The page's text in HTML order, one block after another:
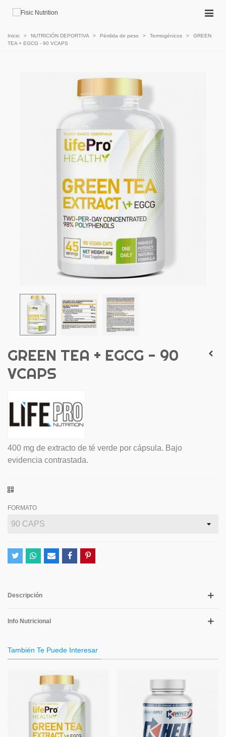
Inicio > NUTRICIÓN DEPORTIVA > Pérdida de peso > Termogénicos >
GREEN
TEA + EGCG - 90 VCAPS
GREEN TEA + EGCG - 90
VCAPS
400 mg de extracto de té verde por cápsula. Bajo
evidencia contrastada.
FORMATO
Descripción
Info Nutricional
También Te Puede Interesar